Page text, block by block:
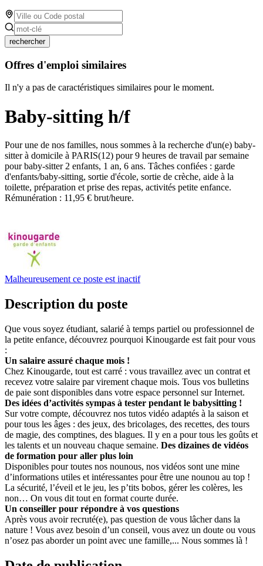
rechercher
Offres d'emploi similaires
Il n'y a pas de caractéristiques similaires pour le moment.
Baby-sitting h/f
Pour une de nos familles, nous sommes à la recherche d'un(e) baby-
sitter à domicile à PARIS(12) pour 9 heures de travail par semaine
pour baby-sitter 2 enfants, 1 an, 6 ans. Tâches confiées : garde
d'enfants/baby-sitting, sortie d'école, sortie de crèche, aide à la
toilette, préparation et prise des repas, activités petite enfance.
Rémunération : 11,95 € brut/heure.
Malheureusement ce poste est inactif
Description du poste
Que vous soyez étudiant, salarié à temps partiel ou professionnel de
la petite enfance, découvrez pourquoi Kinougarde est fait pour vous
:
Un salaire assuré chaque mois !
Chez Kinougarde, tout est carré : vous travaillez avec un contrat et
recevez votre salaire par virement chaque mois. Tous vos bulletins
de paie sont disponibles dans votre espace personnel sur Internet.
Des idées d’activités sympas à tester pendant le babysitting !
Sur votre compte, découvrez nos tutos vidéo adaptés à la saison et
pour tous les âges : des jeux, des bricolages, des recettes, des tours
de magie, des comptines, des blagues. Il y en a pour tous les goûts et
les talents et un nouveau chaque semaine. Des dizaines de vidéos
de formation pour aller plus loin
Disponibles pour toutes nos nounous, nos vidéos sont une mine
d’informations utiles et intéressantes pour être une nounou au top !
La sécurité, l’éveil et le jeu, les p’tits bobos, gérer les colères, les
non… On vous dit tout en format courte durée.
Un conseiller pour répondre à vos questions
Après vous avoir recruté(e), pas question de vous lâcher dans la
nature ! Vous avez besoin d’un conseil, vous avez un doute ou vous
n’osez pas aborder un point avec une famille,... Nous sommes là !